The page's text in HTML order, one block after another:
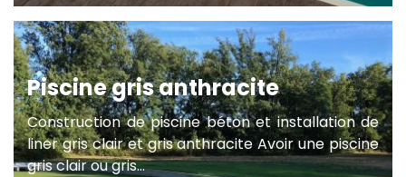
Piscine gris anthracite
Construction de piscine béton et installation de
liner gris clair et gris anthracite Avoir une piscine
gris clair ou gris...